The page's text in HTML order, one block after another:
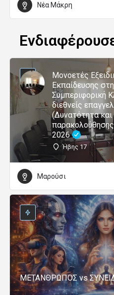
Νέα Μάκρη
Μονοετές
Εκπαίδευσης
Συμπεριφορική
διεθνείς
(Δυνατότητα
2026
Ήβης 17
Μαρούσι
ΜΕΤΑΝΘΡΩΠΟΣ vs